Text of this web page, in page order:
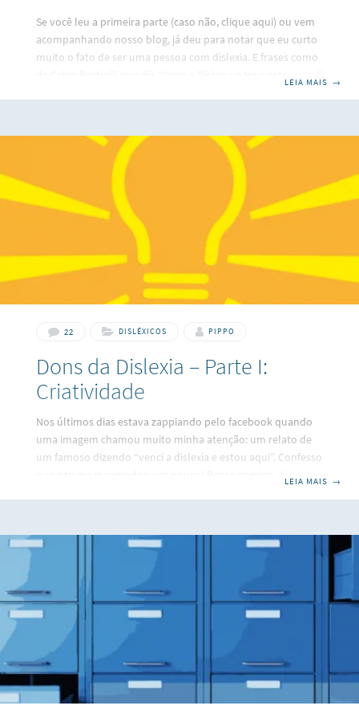
Se você leu a primeira parte (caso não, clique aqui) ou vem
acompanhando nosso blog, já deu para notar que eu curto
muito o fato de ser uma pessoa com dislexia. E frases como
também seja disléxico, lembre-se de uma coisa: ela é sim
um transtorno, mas nada nos
LEIA MAIS →
22 DISLÉXICOS PIPPO
Dons da Dislexia – Parte I:
Criatividade
Nos últimos dias estava zappiando pelo facebook quando
uma imagem chamou muito minha atenção: um relato de
um famoso dizendo “venci a dislexia e estou aqui”. Confesso
um transtorno nada nos impede aproveita-la ao nosso
LEIA MAIS →